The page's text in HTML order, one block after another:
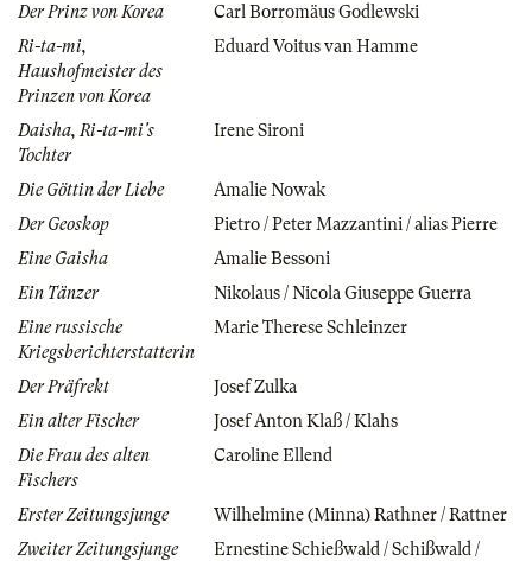
Der Prinz von Korea
Carl Borromäus Godlewski
Ri-ta-mi,
Haushofmeister des
Prinzen von Korea
Eduard Voitus van Hamme
Daisha, Ri-ta-mi's
Tochter
Irene Sironi
Die Göttin der Liebe
Amalie Nowak
Der Geoskop
Pietro / Peter Mazzantini / alias Pierre
Eine Gaisha
Amalie Bessoni
Ein Tänzer
Nikolaus / Nicola Giuseppe Guerra
Eine russische
Kriegsberichterstatterin
Marie Therese Schleinzer
Der Präfrekt
Josef Zulka
Ein alter Fischer
Josef Anton Klaß / Klahs
Die Frau des alten
Fischers
Caroline Ellend
Erster Zeitungsjunge
Wilhelmine (Minna) Rathner / Rattner
Zweiter Zeitungsjunge
Ernestine Schießwald / Schißwald /